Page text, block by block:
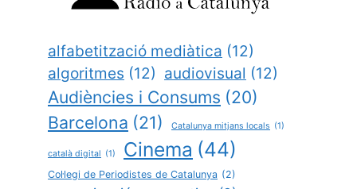
alfabetització mediàtica (12)
algoritmes (12) audiovisual (12)
Audiències i Consums (20)
Barcelona (21) Catalunya mitjans locals (1)
català digital (1) Cinema (44)
Col·legi de Periodistes de Catalunya (2)